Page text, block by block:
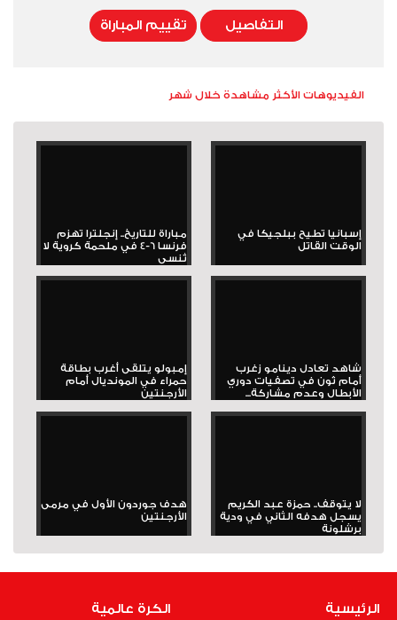
التفاصيل تقييم المباراة
الفيديوهات الأكثر مشاهدة خلال شهر
إسبانيا تطيح ببلجيكا في
الوقت القاتل
مباراة للتاريخ.. إنجلترا تهزم
فرنسا 6-4 في ملحمة كروية لا
تُنسى
شاهد تعادل دينامو زغرب
أمام ثون في تصفيات دوري
الأبطال وعدم مشاركة...
إمبولو يتلقى أغرب بطاقة
حمراء في المونديال أمام
الأرجنتين
لا يتوقف.. حمزة عبد الكريم
يسجل هدفه الثاني في ودية
برشلونة
هدف جوردون الأول في مرمى
الأرجنتين
الرئيسية الكرة عالمية